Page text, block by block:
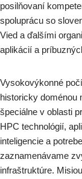
posilňovaní
spoluprácu so
Vied a ďalšími
aplikácií a
Vysokovýkonné
historicky doménou
špeciálne v oblasti
HPC technológií,
inteligencie a
zaznamenávame
infraštruktúre.